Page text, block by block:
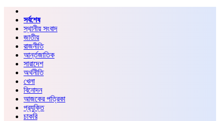
সর্বশেষ
স্থানীয় সংবাদ
জাতীয়
রাজনীতি
আর্ন্তজাতিক
সারাদেশ
অর্থনীতি
খেলা
বিনোদন
আজকের পত্রিকা
প্রযুক্তি
চাকরি